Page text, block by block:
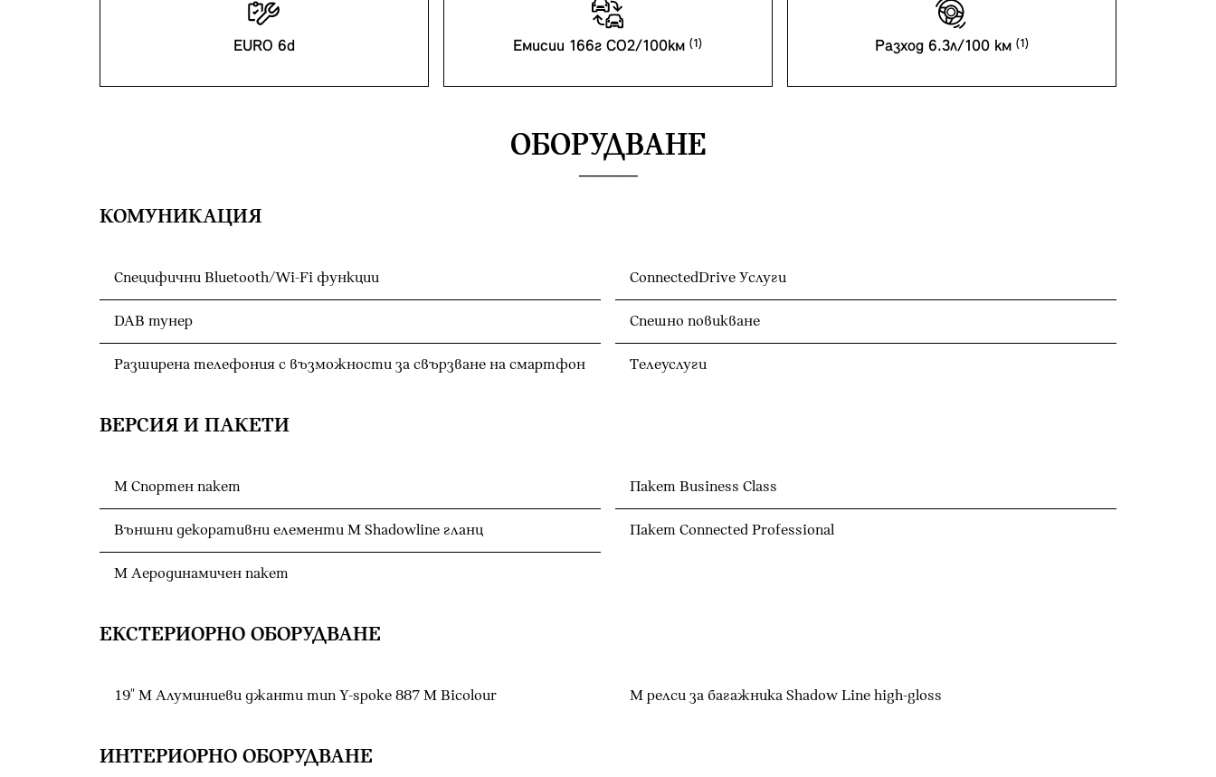
EURO 6d Емисии 166г CO2/100км Разход 6.3л/100 км
ОБОРУДВАНЕ
КОМУНИКАЦИЯ
Специфични Bluetooth/Wi-Fi функции
DAB тунер
Разширена телефония с възможности за свързване на смартфон
ConnectedDrive Услуги
Спешно повикване
Телеуслуги
ВЕРСИЯ И ПАКЕТИ
М Спортен пакет
Външни декоративни елементи M Shadowline гланц
М Аеродинамичен пакет
Пакет Business Class
Пакет Connected Professional
ЕКСТЕРИОРНО ОБОРУДВАНЕ
19" M Алуминиеви джанти тип Y-spoke 887 M Bicolour M релси за багажника Shadow Line high-gloss
ИНТЕРИОРНО ОБОРУДВАНЕ